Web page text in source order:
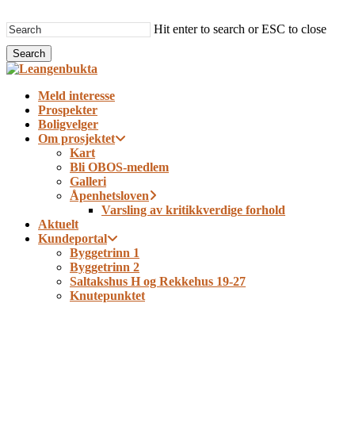
to
main
content
Hit enter to search or ESC to close
Search
Close
Menu Meld interesse
Prospekter
Boligvelger
Om prosjektet
Kart
Bli OBOS-medlem
Galleri
Åpenhetsloven
Varsling av kritikkverdige forhold
Aktuelt
Kundeportal
Byggetrinn 1
Byggetrinn 2
Saltakshus H og Rekkehus 19-27
Knutepunktet